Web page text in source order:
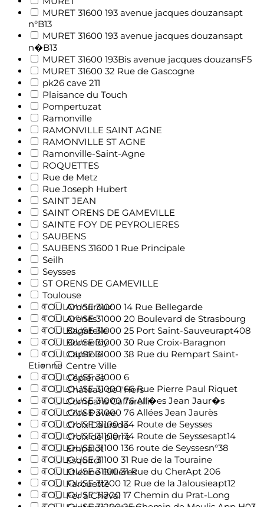
MURET 31600 193 avenue jacques douzansapt
n°B13
MURET 31600 193 avenue jacques douzansapt
n�B13
MURET 31600 193Bis avenue jacques douzansF5
MURET 31600 32 Rue de Gascogne
pk26 cave 211
Plaisance du Touch
Pompertuzat
Ramonville
RAMONVILLE SAINT AGNE
RAMONVILLE ST AGNE
Ramonville-Saint-Agne
ROQUETTES
Rue de Metz
Rue Joseph Hubert
SAINT JEAN
SAINT ORENS DE GAMEVILLE
SAINTE FOY DE PEYROLIERES
SAUBENS
SAUBENS 31600 1 Rue Principale
Seilh
Seysses
ST ORENS DE GAMEVILLE
Toulouse
Amouroux
Arènes
Bagatelle
Bonnefoy
Capitole
Centre Ville
Cépières
Château de l'Hers
Compans Caffarelli
Côte Pavée
Croix Daurade
Croix de pierre
Empalot
Esquirol
Etienne Billières
Farouette
Fer à Cheval
TOULOUSE 31000 14 Rue Bellegarde
TOULOUSE 31000 20 Boulevard de Strasbourg
TOULOUSE 31000 25 Port Saint-Sauveurapt408
TOULOUSE 31000 30 Rue Croix-Baragnon
TOULOUSE 31000 38 Rue du Rempart Saint-
Etienne
TOULOUSE 31000 6
TOULOUSE 31000 66 Rue Pierre Paul Riquet
TOULOUSE 31000 76 All�es Jean Jaur�s
TOULOUSE 31000 76 Allées Jean Jaurès
TOULOUSE 31100 134 Route de Seysses
TOULOUSE 31100 134 Route de Seyssesapt14
TOULOUSE 31100 136 route de Seyssesn°38
TOULOUSE 31100 31 Rue de la Touraine
TOULOUSE 31100 31 Rue du CherApt 206
TOULOUSE 31200 12 Rue de la Jalousieapt12
TOULOUSE 31200 17 Chemin du Prat-Long